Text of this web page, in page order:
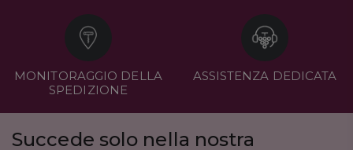
MONITORAGGIO DELLA
SPEDIZIONE
ASSISTENZA DEDICATA
Succede solo nella nostra